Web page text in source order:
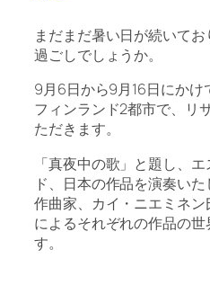
まだまだ暑い日が続いて
過ごしでしょうか。
9月6日から9月16日にかけ
フィンランド2都市で、リ
ただきます。
「真夜中の歌」と題し、
ド、日本の作品を演奏い
作曲家、カイ・ニエミネ
によるそれぞれの作品の
す。